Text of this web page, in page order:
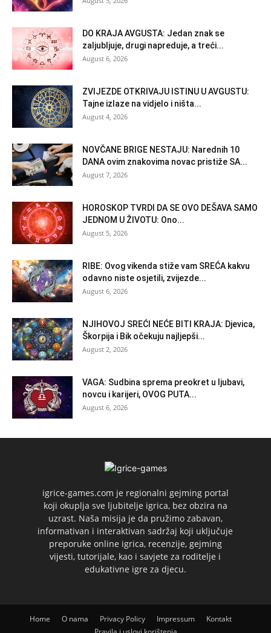
DO KRAJA AVGUSTA: Jedan znak se
zaljubljuje, drugi napreduje, a treći...
August 6, 2026
ZVIJEZDE OTKRIVAJU ISTINU U AVGUSTU:
Tajne izlaze na vidjelo i ništa...
August 4, 2026
NOVČANE BRIGE NESTAJU: Narednih 10
DANA ovim znakovima novac pristiže SA...
August 7, 2026
HOROSKOP TVRDI DA SE OVO DEŠAVA SAMO
JEDNOM U ŽIVOTU: Ono...
August 5, 2026
RIBE: Ovog vikenda stiže vam SREĆA kakvu
odavno niste osjetili, zvijezde...
August 6, 2026
NJIHOVOJ SREĆI NEĆE BITI KRAJA: Djevica,
Škorpija i Bik očekuju najljepši...
August 2, 2026
VAGA: Sudbina sprema preokret u ljubavi,
novcu i karijeri, OVOG PUTA...
August 6, 2026
igrice-games.com je regionalni gejming portal
koji okuplja sve ljubitelje igrica, bez obzira na
uzrast. Naša misija je da pružimo zabavan,
informativan i interaktivan sadržaj koji uključuje
preporuke online igrica, recenzije, gejming
vijesti, tutorijale, kao i savjete za roditelje i
edukativne igre za djecu.
Home O nama Privacy Policy Impressum
Kontakt